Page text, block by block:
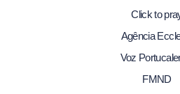
Click to
Agência
Voz
FMND